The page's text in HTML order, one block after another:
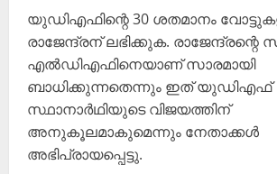
യുഡിഎഫിന്റെ 30 ശതമാനം
രാജേന്ദ്രന് ലഭിക്കുക. രാജേന്ദ്രന്റെ
എൽഡിഎഫിനെയാണ് സാരമായി
ബാധിക്കുന്നതെന്നും ഇത് യുഡിഎഫ്
സ്ഥാനാർഥിയുടെ വിജയത്തിന്
അനുകൂലമാകുമെന്നും നേതാക്കൾ
അഭിപ്രായപ്പെട്ടു.